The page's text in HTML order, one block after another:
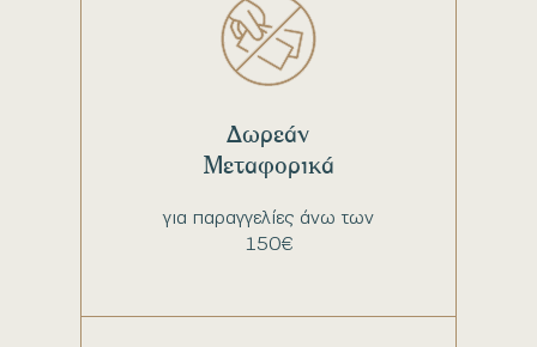
για παραγγελίες άνω των
150€
Δωρεάν
Μεταφορικά